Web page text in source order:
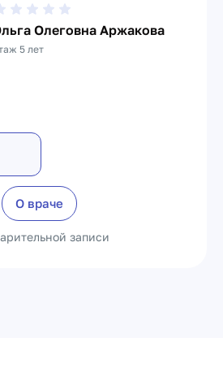
Олеговна Аржакова
5 лет
О враче
записи